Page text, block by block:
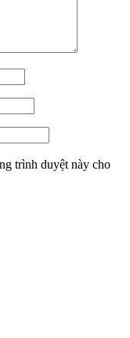
trình duyệt này cho